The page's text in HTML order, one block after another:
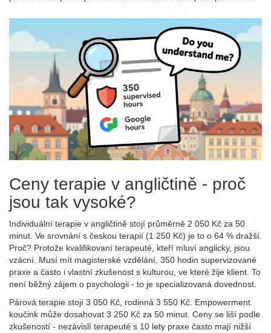
Ceny terapie v angličtině - proč
jsou tak vysoké?
Individuální terapie v angličtině stojí průměrně 2 050 Kč za 50
minut. Ve srovnání s českou terapií (1 250 Kč) je to o 64 % dražší.
Proč? Protože kvalifikovaní terapeuté, kteří mluví anglicky, jsou
vzácní. Musí mít magisterské vzdělání, 350 hodin supervizované
praxe a často i vlastní zkušenost s kulturou, ve které žije klient. To
není běžný zájem o psychologii - to je specializovaná dovednost.
Párová terapie stojí 3 050 Kč, rodinná 3 550 Kč. Empowerment
koučink může dosahovat 3 250 Kč za 50 minut. Ceny se liší podle
zkušeností - nezávislí terapeuté s 10 lety praxe často mají nižší